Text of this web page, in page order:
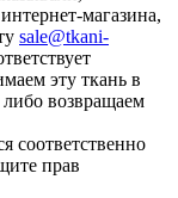
магазина,
sale@tkani-
эту ткань в
возвращаем
соответственно
прав